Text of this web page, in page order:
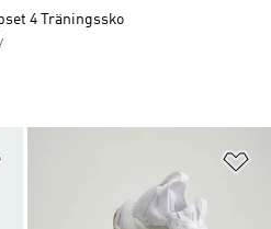
4 Träningssko